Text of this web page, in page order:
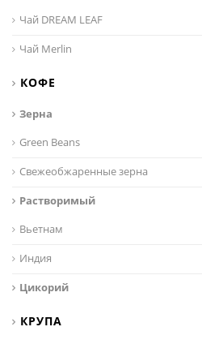
Чай DREAM LEAF
Чай Merlin
КОФЕ
Зерна
Green Beans
Свежеобжаренные зерна
Растворимый
Вьетнам
Индия
Цикорий
КРУПА